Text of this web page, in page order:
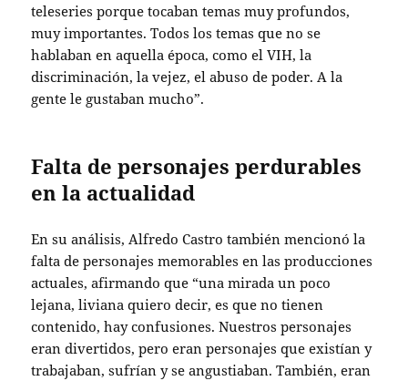
teleseries porque tocaban temas muy profundos,
muy importantes. Todos los temas que no se
hablaban en aquella época, como el VIH, la
discriminación, la vejez, el abuso de poder. A la
gente le gustaban mucho”.
Falta de personajes perdurables
en la actualidad
En su análisis, Alfredo Castro también mencionó la
falta de personajes memorables en las producciones
actuales, afirmando que “una mirada un poco
lejana, liviana quiero decir, es que no tienen
contenido, hay confusiones. Nuestros personajes
eran divertidos, pero eran personajes que existían y
trabajaban, sufrían y se angustiaban. También, eran